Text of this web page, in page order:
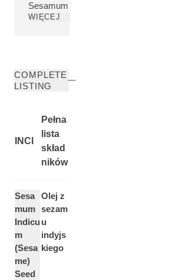
Sesamum Indicum (Sesame) Seed Oil
WIĘCEJ
COMPLETE
LISTING
INCI
Pełna
lista
skład
ników
Sesa
mum
Indicu
m
(Sesa
me)
Seed
Olej z
sezam
u
indyjs
kiego